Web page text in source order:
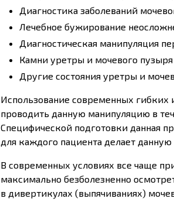
Диагностика заболеваний
Лечебное бужирование
Диагностическая манипуляция
Камни уретры и мочевого пузыря
Другие состояния уретры и
Использование современных гибких
проводить данную манипуляцию в
Специфической подготовки данная
для каждого пациента делает
В современных условиях все чаще
максимально безболезненно
в дивертикулах (выпячиваниях)